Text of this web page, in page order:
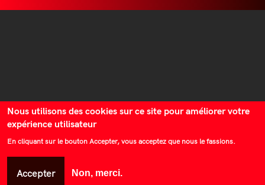
Nous utilisons des cookies sur ce site pour améliorer votre
expérience utilisateur
En cliquant sur le bouton Accepter, vous acceptez que nous le fassions.
Accepter Non, merci.